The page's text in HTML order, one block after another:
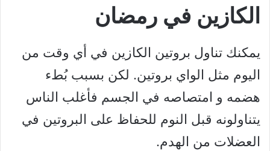
الكازين في رمضان
يمكنك تناول بروتين الكازين في أي وقت من
اليوم مثل الواي بروتين. لكن بسبب بُطء
هضمه و امتصاصه في الجسم فأغلب الناس
يتناولونه قبل النوم للحفاظ على البروتين في
العضلات من الهدم.